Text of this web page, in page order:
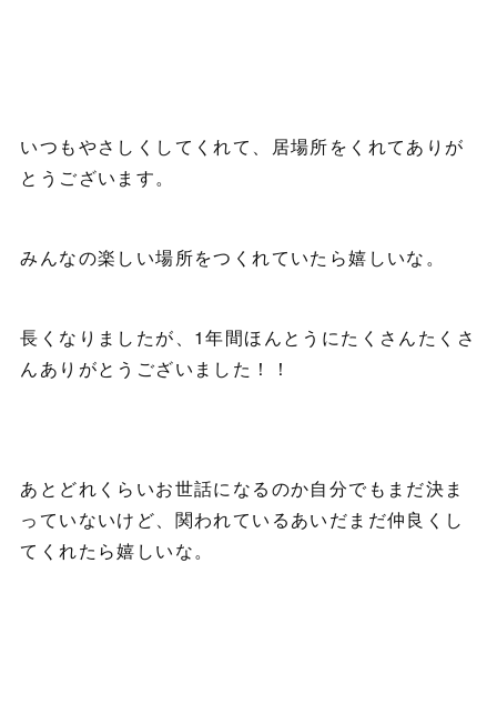
いつもやさしくしてくれて、居場所をくれてありが
とうございます。
みんなの楽しい場所をつくれていたら嬉しいな。
長くなりましたが、1年間ほんとうにたくさんたくさ
んありがとうございました！！
あとどれくらいお世話になるのか自分でもまだ決ま
っていないけど、関われているあいだまだ仲良くし
てくれたら嬉しいな。